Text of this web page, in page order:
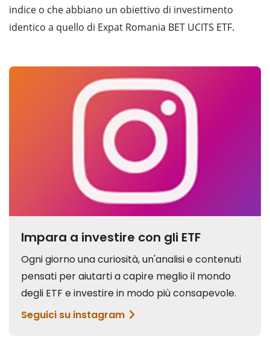
indice o che abbiano un obiettivo di investimento
identico a quello di Expat Romania BET UCITS ETF.